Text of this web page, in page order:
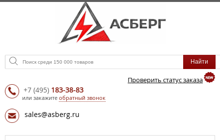
Проверить статус заказа
+7 (495) 183-38-83
или закажите обратный звонок
sales@asberg.ru